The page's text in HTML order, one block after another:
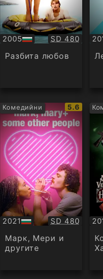
2005
БГ
аудио
Качество:
SD 480
Разбита любов
БГ
Комедийни
IMDb
рейтинг:
5.6
2021
БГ
аудио
Качество:
SD 480
Марк, Мери и
другите